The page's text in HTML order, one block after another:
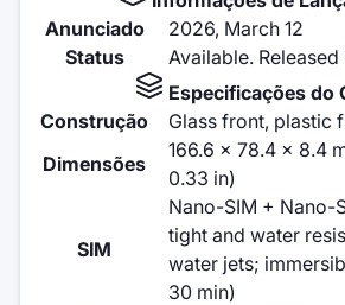
Anunciado
2026, March 12
Status
Available.
Especificações do
Construção
Glass front, plastic
Dimensões
166.6 x 78.4 x 8.4
0.33 in)
SIM
Nano-SIM + Nano-
tight and water
water jets;
30 min)